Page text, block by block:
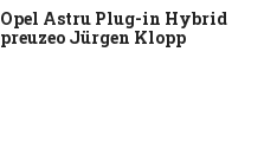
Opel Astru Plug-in Hybrid
preuzeo Jürgen Klopp